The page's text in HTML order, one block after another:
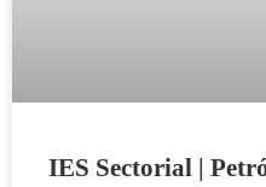
IES Sectorial |